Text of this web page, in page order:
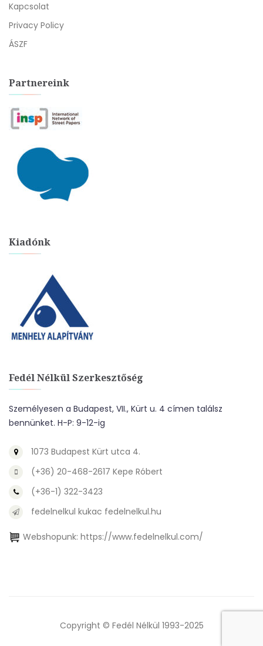
Kapcsolat
Privacy Policy
ÁSZF
Partnereink
Kiadónk
Fedél Nélkül Szerkesztőség
Személyesen a Budapest, VII., Kürt u. 4 címen találsz
bennünket. H-P: 9-12-ig
1073 Budapest Kürt utca 4.
(+36) 20-468-2617 Kepe Róbert
(+36-1) 322-3423
fedelnelkul kukac fedelnelkul.hu
Webshopunk: https://www.fedelnelkul.com/
Copyright © Fedél Nélkül 1993-2025